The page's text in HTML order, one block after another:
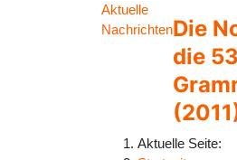
Aktuelle
NachrichtenDie
die
Aktuelle Seite: